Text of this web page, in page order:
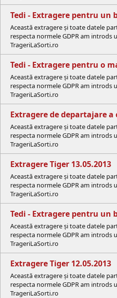
Tedi - Extragere pentru un
Această extragere și toate datele
respecta normele GDPR am
TrageriLaSorti.ro
Tedi - Extragere pentru o
Această extragere și toate datele
respecta normele GDPR am
TrageriLaSorti.ro
Extragere de departajare a
Această extragere și toate datele
respecta normele GDPR am
TrageriLaSorti.ro
Extragere Tiger 13.05.2013
Această extragere și toate datele
respecta normele GDPR am
TrageriLaSorti.ro
Tedi - Extragere pentru un
Această extragere și toate datele
respecta normele GDPR am
TrageriLaSorti.ro
Extragere Tiger 12.05.2013
Această extragere și toate datele
respecta normele GDPR am
TrageriLaSorti.ro